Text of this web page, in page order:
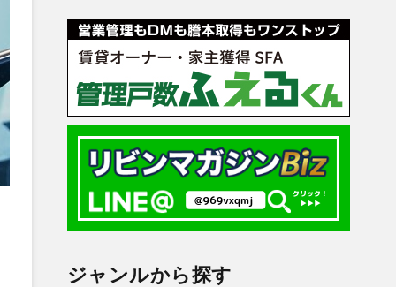
ジャンルから探す